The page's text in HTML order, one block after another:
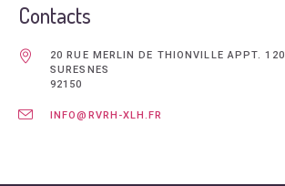
Contacts
20 RUE MERLIN DE THIONVILLE APPT. 120
SURESNES
92150
INFO@RVRH-XLH.FR